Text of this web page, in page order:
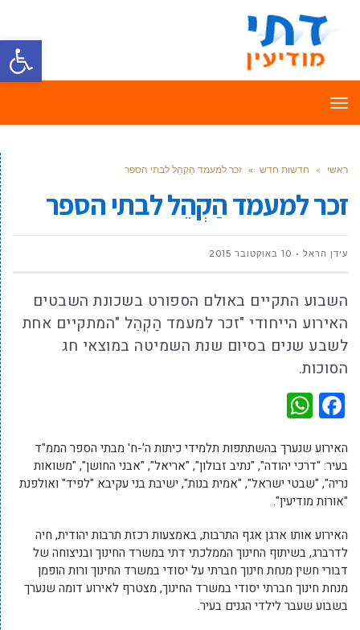
פתח
תפריט
ראשי » חדשות חדש » זכר למעמד הַקְהֵל לבתי הספר
זכר למעמד הַקְהֵל לבתי הספר
עידן הראל 10 באוקטובר 2015
השבוע התקיים באולם הספורט בשכונת השבטים
האירוע הייחודי "זכר למעמד הַקְהֵל "המתקיים אחת
לשבע שנים בסיום שנת השמיטה במוצאי חג
הסוכות.
Facebook
האירוע שנערך בהשתתפות תלמידי כיתות ה'-ח' מבתי הספר הממ"ד
בעיר: "דרכי יהודה", "נתיב זבולון", "אריאל", "אבני החושן", "משואות
נריה", "שבטי ישראל", "אמית בנות", ישיבת בני עקיבא "לפיד" ואולפנת
"אורות מודיעין".
האירוע אותו ארגן אגף התרבות, באמצעות רכזת תרבות יהודית, חיה
לדרברג, בשיתוף החינוך הממלכתי דתי במשרד החינוך ובניצוחה של
דבורי חשין מנחת חינוך חברתי על יסודי במשרד החינוך ורות הופמן
מנחת חינוך חברתי יסודי במשרד החינוך, מצטרף לאירוע דומה שנערך
בשבוע שעבר לילדי הגנים בעיר.